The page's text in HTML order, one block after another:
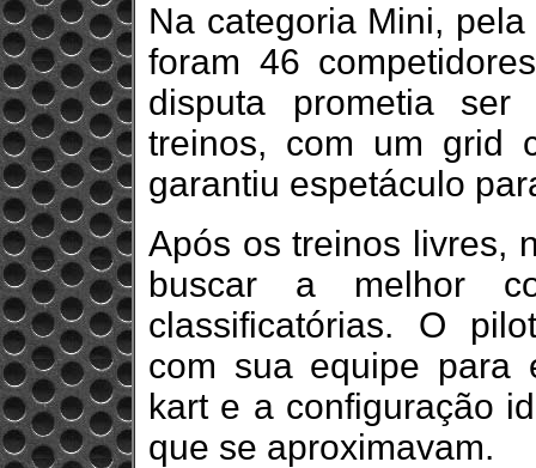
Na categoria Mini,
foram 46
disputa prometia
treinos, com um grid
garantiu espetáculo
Após os treinos livres,
buscar a melhor
classificatórias. O
com sua equipe para
kart e a configuração
que se aproximavam.